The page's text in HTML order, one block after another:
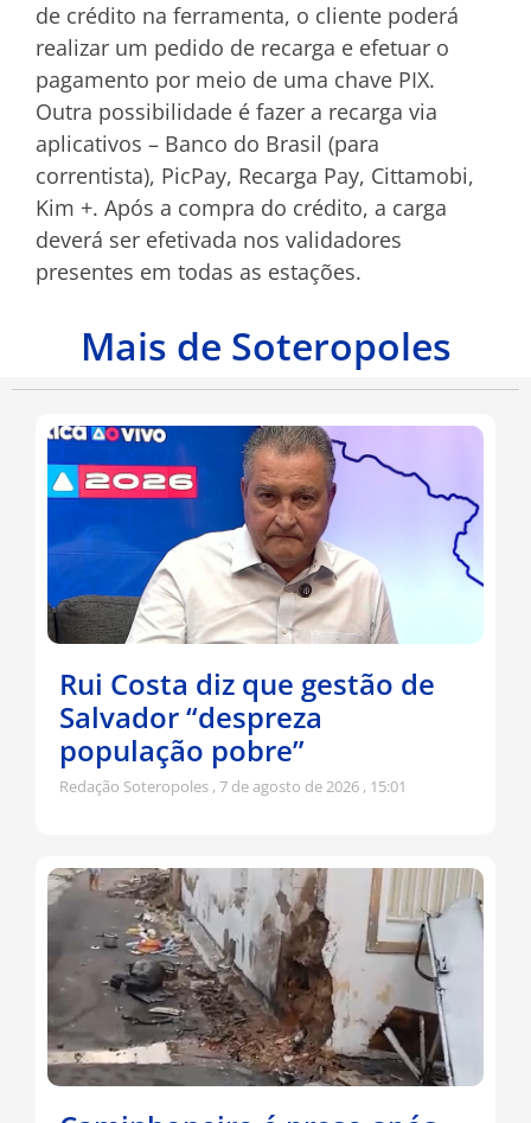
de crédito na ferramenta, o cliente poderá
realizar um pedido de recarga e efetuar o
pagamento por meio de uma chave PIX.
Outra possibilidade é fazer a recarga via
aplicativos – Banco do Brasil (para
correntista), PicPay, Recarga Pay, Cittamobi,
Kim +. Após a compra do crédito, a carga
deverá ser efetivada nos validadores
presentes em todas as estações.
Mais de Soteropoles
Rui Costa diz que gestão de
Salvador “despreza
população pobre”
Redação Soteropoles 7 de agosto de 2026 15:01